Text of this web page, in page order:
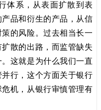
体系，从表面扩散到表
品和衍生的产品，从信
的风险。过去相当长一
散的出路，而监管缺失
这就是为什么我们一直
行，这个方面关于银行
机，从银行审慎管理有